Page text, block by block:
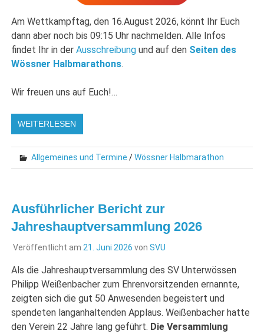
Am Wettkampftag, den 16.August 2026, könnt Ihr Euch
dann aber noch bis 09:15 Uhr nachmelden. Alle Infos
findet Ihr in derAusschreibung und auf den Seiten des
Wössner Halbmarathons.
Wir freuen uns auf Euch!…
WEITERLESEN
Allgemeines und Termine /Wössner Halbmarathon
Ausführlicher Bericht zur
Jahreshauptversammlung 2026
Veröffentlicht am 21. Juni 2026 von SVU
Als die Jahreshauptversammlung des SV Unterwössen
Philipp Weißenbacher zum Ehrenvorsitzenden ernannte,
zeigten sich die gut 50 Anwesenden begeistert und
spendeten langanhaltenden Applaus. Weißenbacher hatte
den Verein 22 Jahre lang geführt. Die Versammlung